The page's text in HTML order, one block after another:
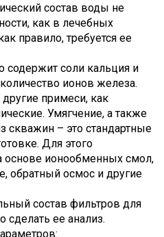
состав воды не
как в лечебных
правило, требуется ее
соли кальция и
ионов железа.
примеси, как
Умягчение, а также
скважин – это стандартные
Для этого
основе ионообменных смол,
обратный осмос и другие
состав фильтров для
сделать ее анализ.